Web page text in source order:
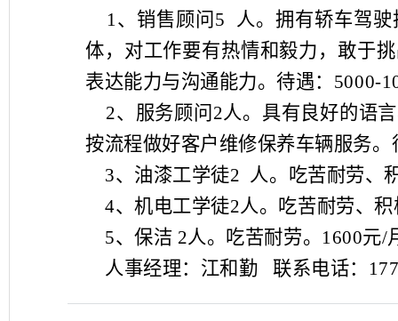
1、销售顾问 5 人。拥有轿车驾
体，对工作要有热情和毅力，敢于
表达能力与沟通能力。待遇： 5000-
2、服务顾问 2人。具有良好的语
按流程做好客户维修保养车辆服务。
3、油漆工学徒2 人。吃苦耐劳、
4、机电工学徒2人。吃苦耐劳、
5、保洁 2人。吃苦耐劳。 1600元/
人事经理：江和勤
联系电话：